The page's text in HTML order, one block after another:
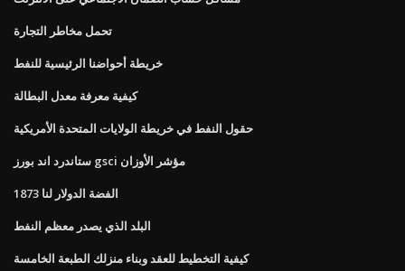
تحمل مخاطر التجارة
خريطة أحواضنا الرئيسية للنفط
كيفية معرفة معدل البطالة
حقول النفط في خريطة الولايات المتحدة الأمريكية
ستاندرد اند بورز gsci مؤشر الأوزان
1873 الفضة الدولار لنا
البلد الذي يصدر معظم النفط
كيفية التخطيط للعقد وبناء منزلك الطبعة الخامسة